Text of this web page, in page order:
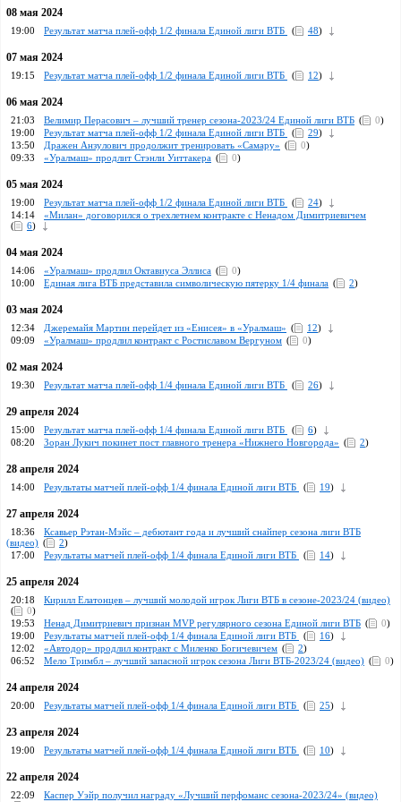
08 мая 2024
19:00 Результат матча плей-офф 1/2 финала Единой лиги ВТБ ( 48)
07 мая 2024
19:15 Результат матча плей-офф 1/2 финала Единой лиги ВТБ ( 12)
06 мая 2024
21:03 Велимир Перасович – лучший тренер сезона-2023/24 Единой лиги ВТБ ( 0)
19:00
Результат матча плей-офф 1/2 финала Единой лиги ВТБ ( 29)
13:50
Дражен Анзулович продолжит тренировать «Самару» ( 0)
09:33
«Уралмаш» продлит Стэнли Уиттакера ( 0)
05 мая 2024
19:00 Результат матча плей-офф 1/2 финала Единой лиги ВТБ ( 24)
14:14
«Милан» договорился о трехлетнем контракте с Ненадом Димитриевичем
(
6)
04 мая 2024
14:06 «Уралмаш» продлил Октавиуса Эллиса ( 0)
10:00
Единая лига ВТБ представила символическую пятерку 1/4 финала ( 2)
03 мая 2024
12:34 Джеремайя Мартин перейдет из «Енисея» в «Уралмаш» ( 12)
09:09
«Уралмаш» продлил контракт с Ростиславом Вергуном ( 0)
02 мая 2024
19:30 Результат матча плей-офф 1/4 финала Единой лиги ВТБ ( 26)
29 апреля 2024
15:00 Результат матча плей-офф 1/4 финала Единой лиги ВТБ ( 6)
08:20
Зоран Лукич покинет пост главного тренера «Нижнего Новгорода» ( 2)
28 апреля 2024
14:00 Результаты матчей плей-офф 1/4 финала Единой лиги ВТБ ( 19)
27 апреля 2024
18:36
Ксавьер Рэтан-Мэйс – дебютант года и лучший снайпер сезона лиги ВТБ
(видео) ( 2)
17:00
Результаты матчей плей-офф 1/4 финала Единой лиги ВТБ ( 14)
25 апреля 2024
20:18
Кирилл Елатонцев – лучший молодой игрок Лиги ВТБ в сезоне-2023/24 (видео)
(
0)
19:53
Ненад Димитриевич признан MVP регулярного сезона Единой лиги ВТБ ( 0)
19:00
Результаты матчей плей-офф 1/4 финала Единой лиги ВТБ ( 16)
12:02
«Автодор» продлил контракт с Миленко Богичевичем ( 2)
06:52
Мело Тримбл – лучший запасной игрок сезона Лиги ВТБ-2023/24 (видео) ( 0)
24 апреля 2024
20:00 Результаты матчей плей-офф 1/4 финала Единой лиги ВТБ ( 25)
23 апреля 2024
19:00 Результаты матчей плей-офф 1/4 финала Единой лиги ВТБ ( 10)
22 апреля 2024
22:09
Каспер Уэйр получил награду «Лучший перфоманс сезона-2023/24» (видео)